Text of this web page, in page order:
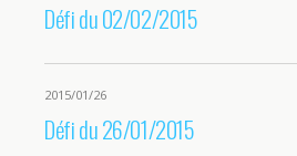
Défi du 02/02/2015
2015/01/26
Défi du 26/01/2015